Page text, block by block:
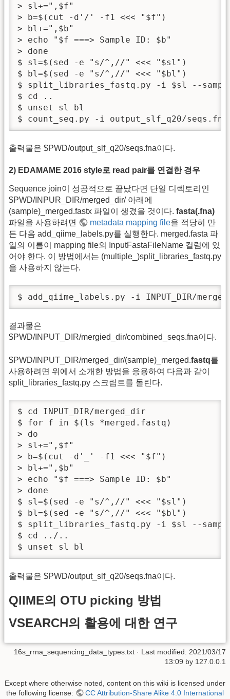
> sl+=",$f"
> b=$(cut -d'/' -f1 <<< "$f")
> bl+=",$b"
> echo "$f ===> Sample ID: $b"
> done
$ sl=$(sed -e "s/^,//" <<< "$sl")
$ bl=$(sed -e "s/^,//" <<< "$bl")
$ split_libraries_fastq.py -i $sl --
$ cd ..
$ unset sl bl
$ count_seq.py -i output_slf_q20/seqs.fna
출력물은 $PWD/output_slf_q20/seqs.fna이다.
2) EDAMAME 2016 style로 read pair를 연결한 경우
Sequence join이 성공적으로 끝났다면 단일 디렉토리인
$PWD/INPUR_DIR/merged_dir/ 아래에
(sample)_merged.fastx 파일이 생겼을 것이다. fasta(.fna)
파일을 사용하려면
metadata mapping file을 적당히 만
든 다음 add_qiime_labels.py를 실행한다. merged.fasta 파
일의 이름이 mapping file의 InputFastaFileName 컬럼에 있
어야 한다. 이 방법에서는 (multiple_)split_libraries_fastq.py
을 사용하지 않는다.
$ add_qiime_labels.py -i INPUT_DIR/
결과물은
$PWD/INPUT_DIR/mergied_dir/combined_seqs.fna이다.
$PWD/INPUT_DIR/merged_dir/(sample)_merged.fastq를
사용하려면 위에서 소개한 방법을 응용하여 다음과 같이
split_libraries_fastq.py 스크립트를 돌린다.
$ cd INPUT_DIR/merged_dir
$ for f in $(ls *merged.fastq)
> do
> sl+=",$f"
> b=$(cut -d'_' -f1 <<< "$f")
> bl+=",$b"
> echo "$f ===> Sample ID: $b"
> done
$ sl=$(sed -e "s/^,//" <<< "$sl")
$ bl=$(sed -e "s/^,//" <<< "$bl")
$ split_libraries_fastq.py -i $sl --
$ cd ../..
$ unset sl bl
출력물은 $PWD/output_slf_q20/seqs.fna이다.
QIIME의 OTU picking 방법
VSEARCH의 활용에 대한 연구
16s_rrna_sequencing_data_types.txt · Last modified: 2021/03/17
13:09 by 127.0.0.1
Except where otherwise noted, content on this wiki is licensed under
the following license:
CC Attribution-Share Alike 4.0 International